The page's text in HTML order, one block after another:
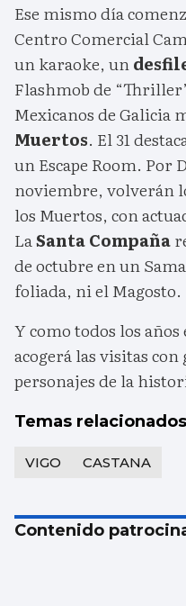
Ese mismo día
Centro Comercial
un karaoke, un
Flashmob de
Mexicanos de Galicia
Muertos. El 31
un Escape Room. Por
noviembre, volverán
los Muertos, con
LaSanta Compaña
de octubre en un
foliada, ni el Magosto.
Y como todos los
acogerá las visitas
personajes de la
Temas relacionados
VIGO CASTANA
Contenido